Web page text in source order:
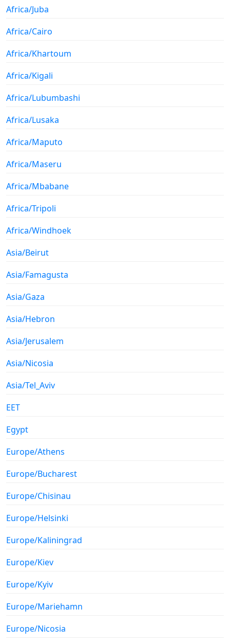
Africa/Juba
Africa/Cairo
Africa/Khartoum
Africa/Kigali
Africa/Lubumbashi
Africa/Lusaka
Africa/Maputo
Africa/Maseru
Africa/Mbabane
Africa/Tripoli
Africa/Windhoek
Asia/Beirut
Asia/Famagusta
Asia/Gaza
Asia/Hebron
Asia/Jerusalem
Asia/Nicosia
Asia/Tel_Aviv
EET
Egypt
Europe/Athens
Europe/Bucharest
Europe/Chisinau
Europe/Helsinki
Europe/Kaliningrad
Europe/Kiev
Europe/Kyiv
Europe/Mariehamn
Europe/Nicosia